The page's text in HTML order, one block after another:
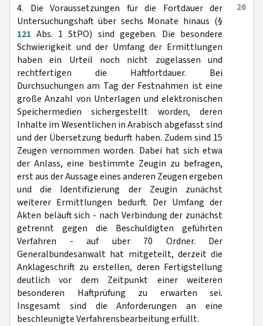
26
4. Die Voraussetzungen für die Fortdauer der
Untersuchungshaft über sechs Monate hinaus (§
121 Abs. 1 StPO) sind gegeben. Die besondere
Schwierigkeit und der Umfang der Ermittlungen
haben ein Urteil noch nicht zugelassen und
rechtfertigen die Haftfortdauer. Bei
Durchsuchungen am Tag der Festnahmen ist eine
große Anzahl von Unterlagen und elektronischen
Speichermedien sichergestellt worden, deren
Inhalte im Wesentlichen in Arabisch abgefasst sind
und der Übersetzung bedurft haben. Zudem sind 15
Zeugen vernommen worden. Dabei hat sich etwa
der Anlass, eine bestimmte Zeugin zu befragen,
erst aus der Aussage eines anderen Zeugen ergeben
und die Identifizierung der Zeugin zunächst
weiterer Ermittlungen bedurft. Der Umfang der
Akten beläuft sich - nach Verbindung der zunächst
getrennt gegen die Beschuldigten geführten
Verfahren - auf über 70 Ordner. Der
Generalbundesanwalt hat mitgeteilt, derzeit die
Anklageschrift zu erstellen, deren Fertigstellung
deutlich vor dem Zeitpunkt einer weiteren
besonderen Haftprüfung zu erwarten sei.
Insgesamt sind die Anforderungen an eine
beschleunigte Verfahrensbearbeitung erfüllt.